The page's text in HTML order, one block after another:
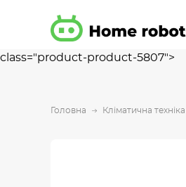
class="product-product-5807">
Головна Кліматична техніка